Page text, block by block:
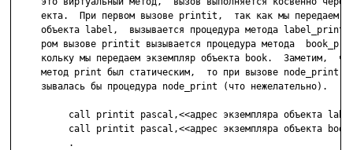
екта.  При первом вызове printit,  так как мы передаем
объекта label,  вызывается процедура метода label_print.
ром вызове printit вызывается процедура метода
кольку мы передаем экземпляр объекта book.  Заметим,
метод print был статическим,  то при вызове node_print
     зывалась бы процедура node_print (что нежелательно).
call printit pascal,<<адрес экземпляра объекта
call printit pascal,<<адрес экземпляра объекта
          .